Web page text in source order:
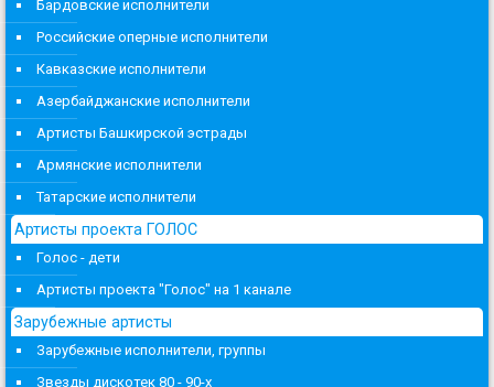
Бардовские исполнители
Российские оперные исполнители
Кавказские исполнители
Азербайджанские исполнители
Артисты Башкирской эстрады
Армянские исполнители
Татарские исполнители
Артисты проекта ГОЛОС
Голос - дети
Артисты проекта "Голос" на 1 канале
Зарубежные артисты
Зарубежные исполнители, группы
Звезды дискотек 80 - 90-х